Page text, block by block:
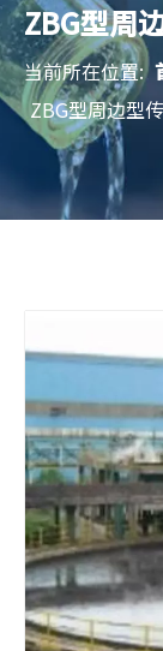
ZBG型周
当前所在位置:
ZBG型周边型